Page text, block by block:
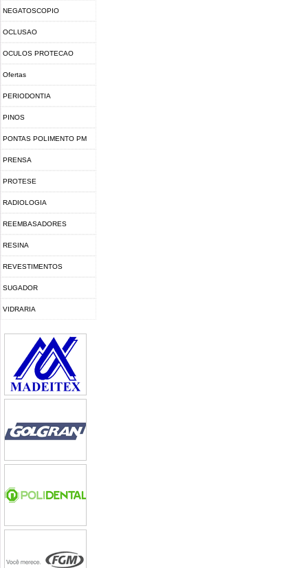
NEGATOSCOPIO
OCLUSAO
OCULOS PROTECAO
Ofertas
PERIODONTIA
PINOS
PONTAS POLIMENTO PM
PRENSA
PROTESE
RADIOLOGIA
REEMBASADORES
RESINA
REVESTIMENTOS
SUGADOR
VIDRARIA